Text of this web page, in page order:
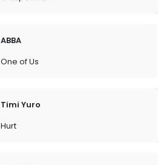
ABBA
One of Us
Timi Yuro
Hurt